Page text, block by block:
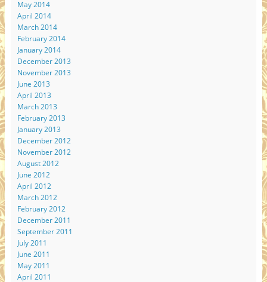
May 2014
April 2014
March 2014
February 2014
January 2014
December 2013
November 2013
June 2013
April 2013
March 2013
February 2013
January 2013
December 2012
November 2012
August 2012
June 2012
April 2012
March 2012
February 2012
December 2011
September 2011
July 2011
June 2011
May 2011
April 2011